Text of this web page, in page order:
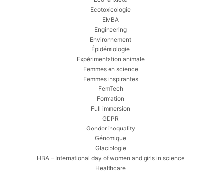
Ecotoxicologie
EMBA
Engineering
Environnement
Épidémiologie
Expérimentation animale
Femmes en science
Femmes inspirantes
FemTech
Formation
Full immersion
GDPR
Gender inequality
Génomique
Glaciologie
HBA – International day of women and girls in science
Healthcare